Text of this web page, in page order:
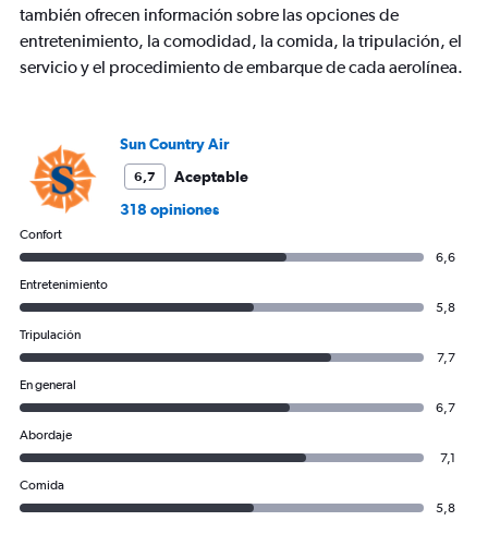
axes
displaying
Avg.
of
flights.
también ofrecen información sobre las opciones de
entretenimiento, la comodidad, la comida, la tripulación, el
servicio y el procedimiento de embarque de cada aerolínea.
Sun Country Air
6,7
Aceptable
318 opiniones
Confort
6,6
Entretenimiento
5,8
Tripulación
7,7
En general
6,7
Abordaje
7,1
Comida
5,8